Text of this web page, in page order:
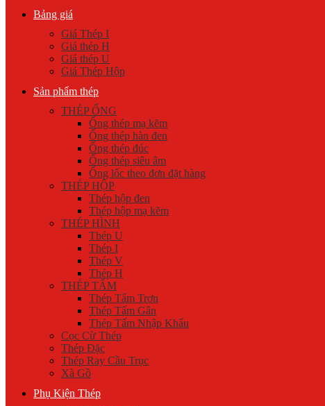
Bảng giá
Giá Thép I
Giá thép H
Giá thép U
Giá Thép Hộp
Sản phẩm thép
THÉP ỐNG
Ống thép mạ kẽm
Ống thép hàn đen
Ống thép đúc
Ống thép siêu âm
Ống lốc theo đơn đặt hàng
THÉP HỘP
Thép hộp đen
Thép hộp mạ kẽm
THÉP HÌNH
Thép U
Thép I
Thép V
Thép H
THÉP TẤM
Thép Tấm Trơn
Thép Tấm Gân
Thép Tấm Nhập Khẩu
Cọc Cừ Thép
Thép Đặc
Thép Ray Cầu Trục
Xà Gồ
Phụ Kiện Thép